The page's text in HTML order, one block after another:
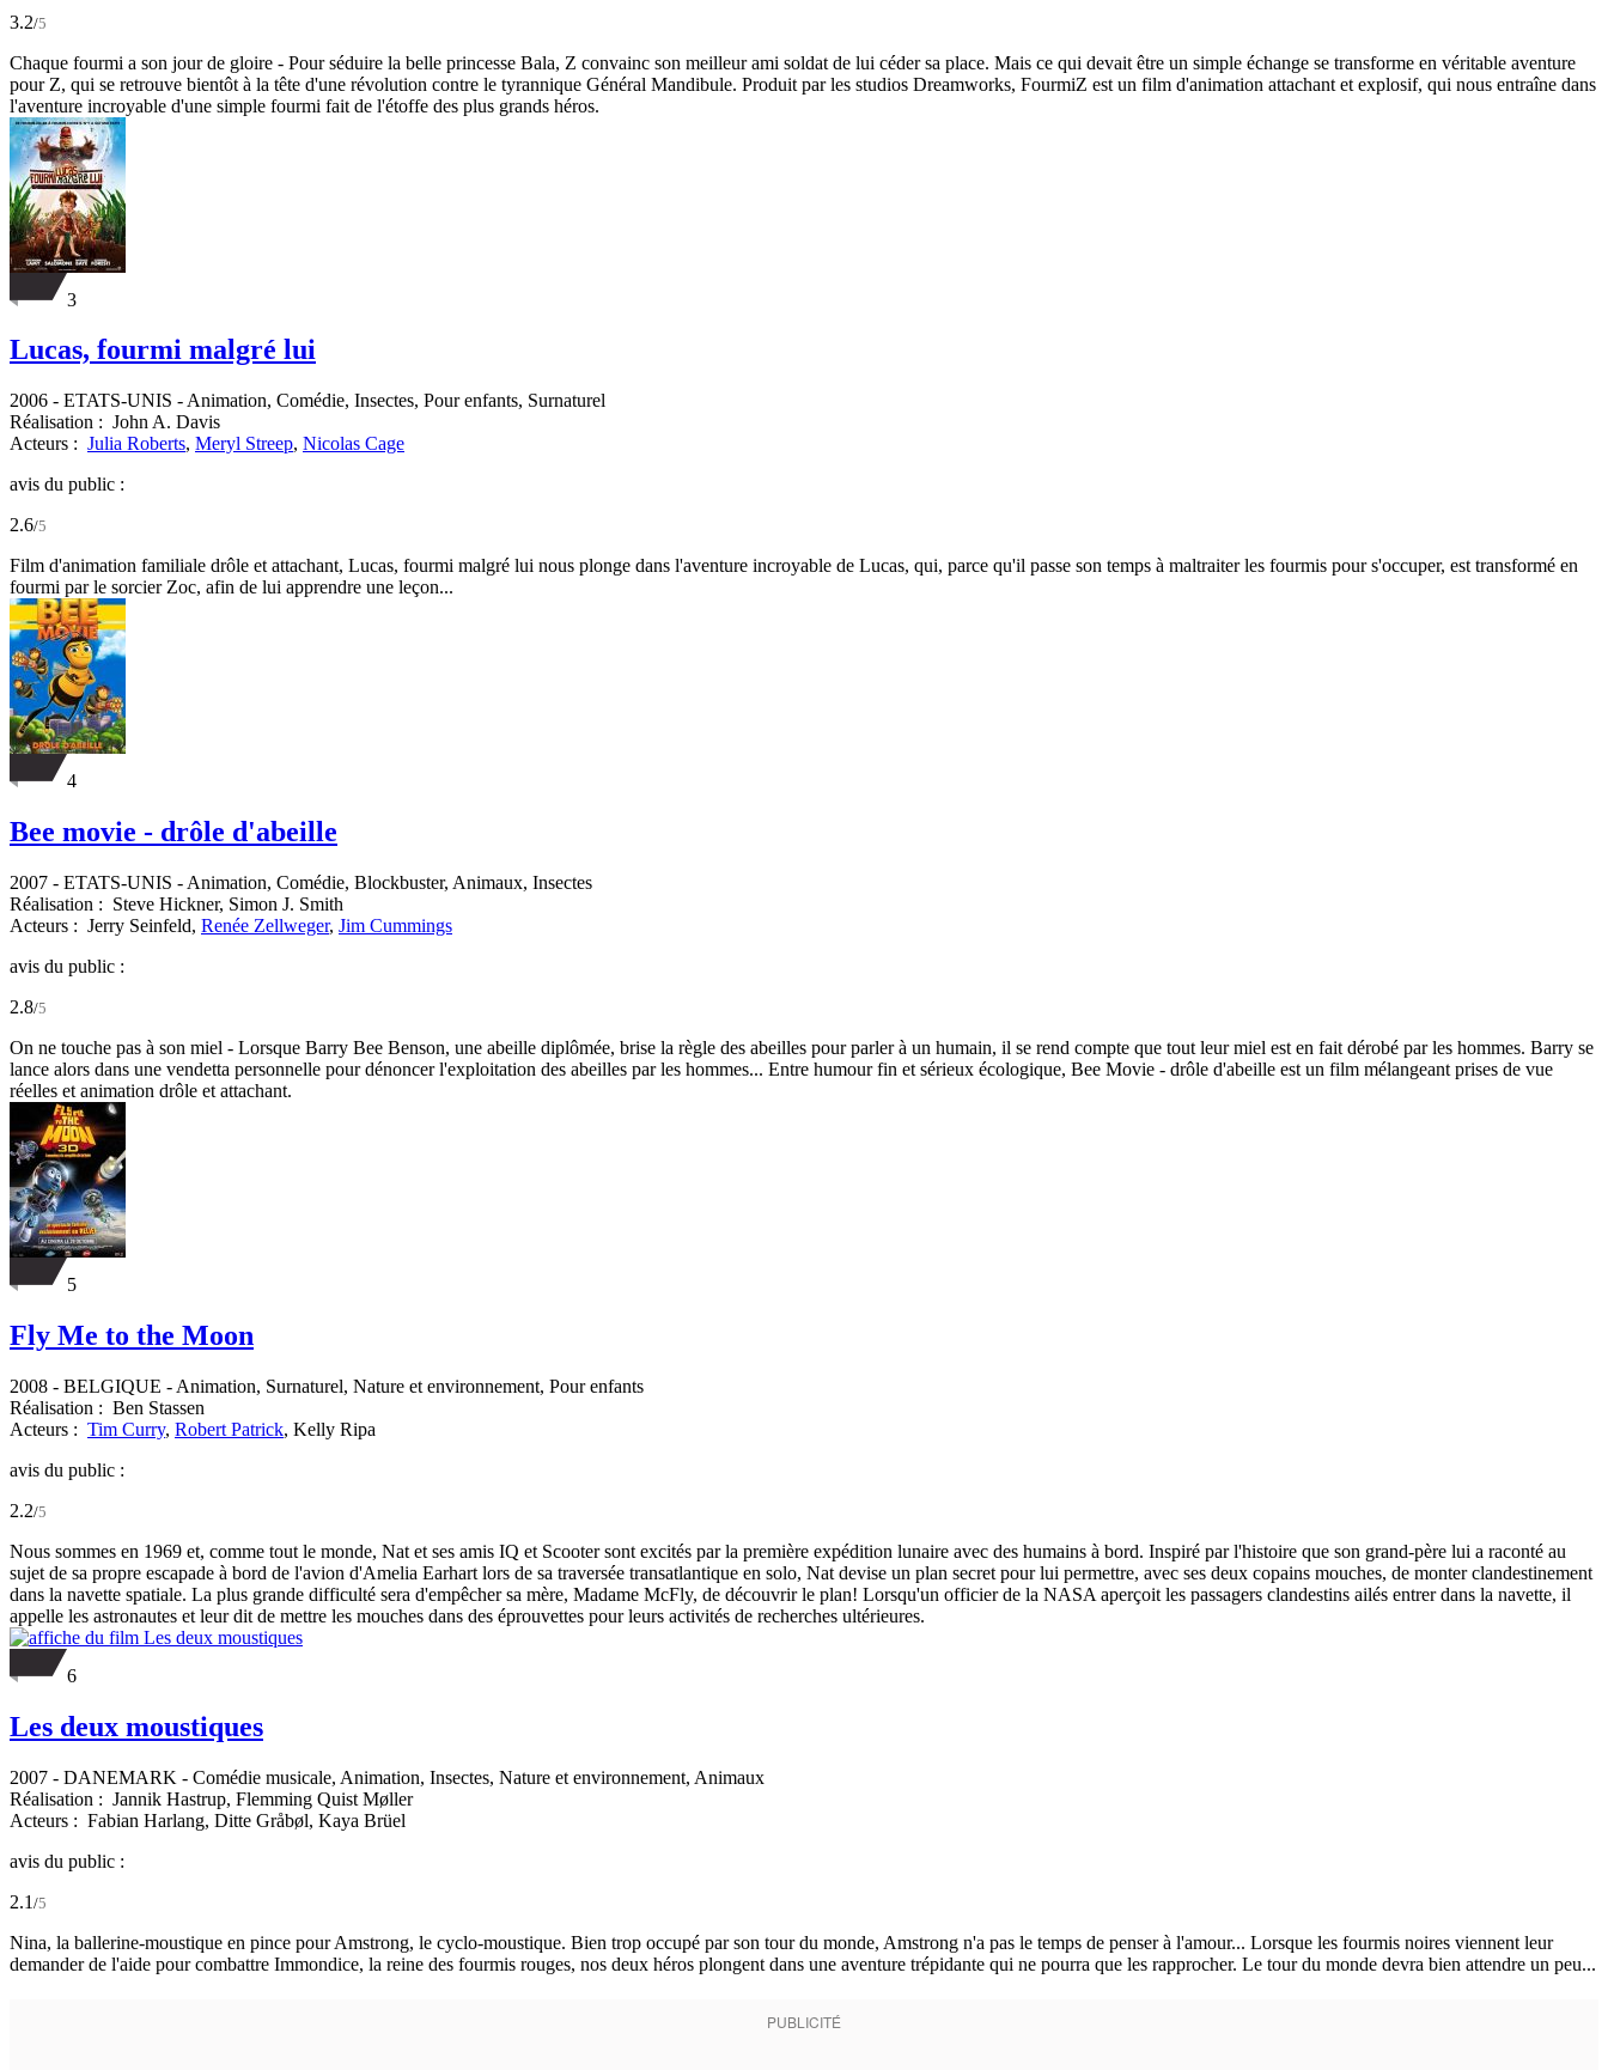
3.2/5
Chaque fourmi a son jour de gloire - Pour séduire la belle princesse Bala, Z convainc son meilleur ami soldat de lui céder sa place. Mais ce qui devait être un simple échange se transforme en véritable aventure
pour Z, qui se retrouve bientôt à la tête d'une révolution contre le tyrannique Général Mandibule. Produit par les studios Dreamworks, FourmiZ est un film d'animation attachant et explosif, qui nous entraîne dans
l'aventure incroyable d'une simple fourmi fait de l'étoffe des plus grands héros.
3
Lucas, fourmi malgré lui
2006 - ETATS-UNIS - Animation, Comédie, Insectes, Pour enfants, Surnaturel
Réalisation : John A. Davis
Acteurs : Julia Roberts, Meryl Streep, Nicolas Cage
avis du public :
2.6/5
Film d'animation familiale drôle et attachant, Lucas, fourmi malgré lui nous plonge dans l'aventure incroyable de Lucas, qui, parce qu'il passe son temps à maltraiter les fourmis pour s'occuper, est transformé en
fourmi par le sorcier Zoc, afin de lui apprendre une leçon...
4
Bee movie - drôle d'abeille
2007 - ETATS-UNIS - Animation, Comédie, Blockbuster, Animaux, Insectes
Réalisation : Steve Hickner, Simon J. Smith
Acteurs : Jerry Seinfeld, Renée Zellweger, Jim Cummings
avis du public :
2.8/5
On ne touche pas à son miel - Lorsque Barry Bee Benson, une abeille diplômée, brise la règle des abeilles pour parler à un humain, il se rend compte que tout leur miel est en fait dérobé par les hommes. Barry se
lance alors dans une vendetta personnelle pour dénoncer l'exploitation des abeilles par les hommes... Entre humour fin et sérieux écologique, Bee Movie - drôle d'abeille est un film mélangeant prises de vue
réelles et animation drôle et attachant.
5
Fly Me to the Moon
2008 - BELGIQUE - Animation, Surnaturel, Nature et environnement, Pour enfants
Réalisation : Ben Stassen
Acteurs : Tim Curry, Robert Patrick, Kelly Ripa
avis du public :
2.2/5
Nous sommes en 1969 et, comme tout le monde, Nat et ses amis IQ et Scooter sont excités par la première expédition lunaire avec des humains à bord. Inspiré par l'histoire que son grand-père lui a raconté au
sujet de sa propre escapade à bord de l'avion d'Amelia Earhart lors de sa traversée transatlantique en solo, Nat devise un plan secret pour lui permettre, avec ses deux copains mouches, de monter clandestinement
dans la navette spatiale. La plus grande difficulté sera d'empêcher sa mère, Madame McFly, de découvrir le plan! Lorsqu'un officier de la NASA aperçoit les passagers clandestins ailés entrer dans la navette, il
appelle les astronautes et leur dit de mettre les mouches dans des éprouvettes pour leurs activités de recherches ultérieures.
6
Les deux moustiques
2007 - DANEMARK - Comédie musicale, Animation, Insectes, Nature et environnement, Animaux
Réalisation : Jannik Hastrup, Flemming Quist Møller
Acteurs : Fabian Harlang, Ditte Gråbøl, Kaya Brüel
avis du public :
2.1 /5
Nina, la ballerine-moustique en pince pour Amstrong, le cyclo-moustique. Bien trop occupé par son tour du monde, Amstrong n'a pas le temps de penser à l'amour... Lorsque les fourmis noires viennent leur
demander de l'aide pour combattre Immondice, la reine des fourmis rouges, nos deux héros plongent dans une aventure trépidante qui ne pourra que les rapprocher. Le tour du monde devra bien attendre un peu...